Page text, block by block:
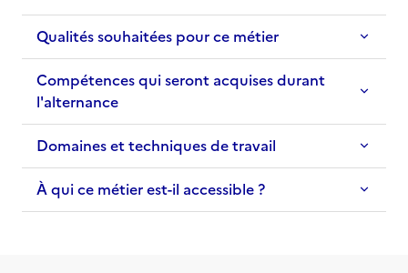
Qualités souhaitées pour ce métier
Compétences qui seront acquises durant
l'alternance
Domaines et techniques de travail
À qui ce métier est-il accessible ?